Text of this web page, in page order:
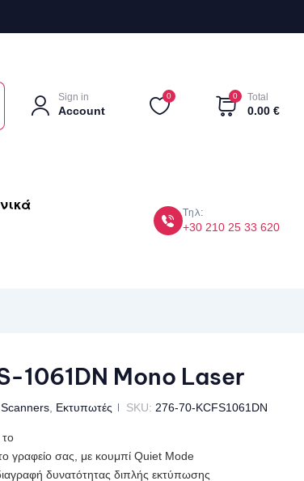
Sign in
Account
0 0 Total
0.00 €
Τηλ:
+30 210 25 33 620
1061DN Mono Laser
, Εκτυπωτές SKU: 276-70-KCFS1061DN
το
γραφείο σας, με κουμπί Quiet Mode
δυνατότητας διπλής εκτύπωσης